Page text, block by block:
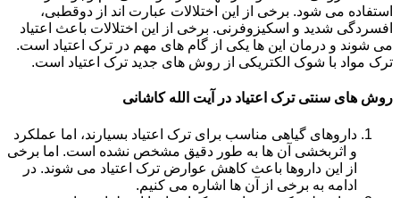
استفاده می شود. برخی از این اختلالات عبارت اند از دوقطبی،
افسردگی شدید و اسکیزوفرنی. برخی از این اختلالات باعث اعتیاد
می شوند و درمان این ها یکی از گام های مهم در ترک اعتیاد است.
ترک مواد با شوک الکتریکی از روش های جدید ترک اعتیاد است.
روش های سنتی ترک اعتیاد در آیت الله کاشانی
داروهای گیاهی مناسب برای ترک اعتیاد بسیارند، اما عملکرد
و اثربخشی آن ها به طور دقیق مشخص نشده است. اما برخی
از این داروها باعث کاهش عوارض ترک اعتیاد می شوند. در
ادامه به برخی از آن ها اشاره می کنیم.